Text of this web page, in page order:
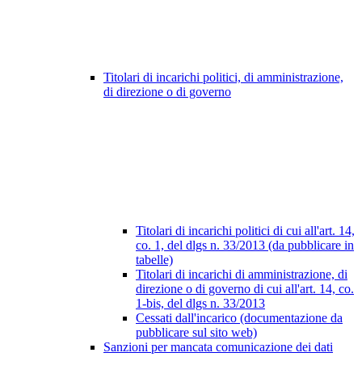
Titolari di incarichi politici, di amministrazione,
di direzione o di governo
Titolari di incarichi politici di cui all'art. 14,
co. 1, del dlgs n. 33/2013 (da pubblicare in
tabelle)
Titolari di incarichi di amministrazione, di
direzione o di governo di cui all'art. 14, co.
1-bis, del dlgs n. 33/2013
Cessati dall'incarico (documentazione da
pubblicare sul sito web)
Sanzioni per mancata comunicazione dei dati